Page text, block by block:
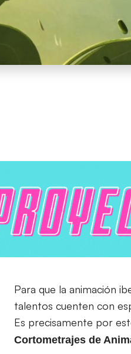
Para que la animación
talentos cuenten con
Es precisamente por
Cortometrajes de